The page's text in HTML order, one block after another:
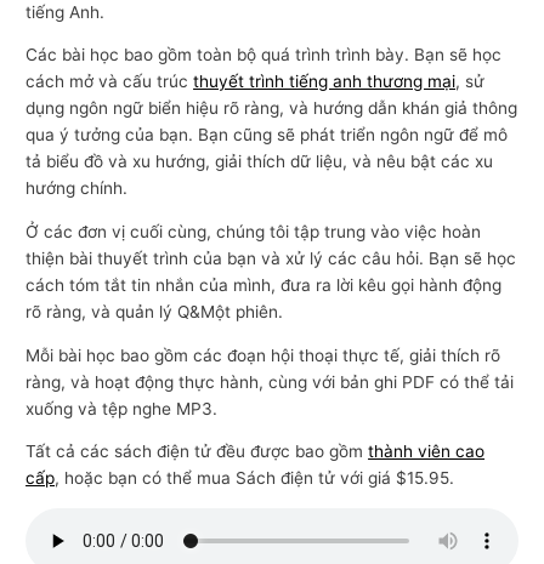
tiếng Anh.
Các bài học bao gồm toàn bộ quá trình trình bày. Bạn sẽ học
cách mở và cấu trúcthuyết trình tiếng anh thương mại, sử
dụng ngôn ngữ biển hiệu rõ ràng, và hướng dẫn khán giả thông
qua ý tưởng của bạn. Bạn cũng sẽ phát triển ngôn ngữ để mô
tả biểu đồ và xu hướng, giải thích dữ liệu, và nêu bật các xu
hướng chính.
Ở các đơn vị cuối cùng, chúng tôi tập trung vào việc hoàn
thiện bài thuyết trình của bạn và xử lý các câu hỏi. Bạn sẽ học
cách tóm tắt tin nhắn của mình, đưa ra lời kêu gọi hành động
rõ ràng, và quản lý Q&Một phiên.
Mỗi bài học bao gồm các đoạn hội thoại thực tế, giải thích rõ
ràng, và hoạt động thực hành, cùng với bản ghi PDF có thể tải
xuống và tệp nghe MP3.
Tất cả các sách điện tử đều được bao gồmthành viên cao
cấp, hoặc bạn có thể mua Sách điện tử với giá $15.95.